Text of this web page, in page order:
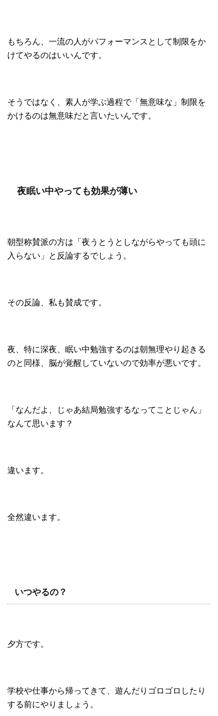
もちろん、一流の人がパフォーマンスとして制限をか
けてやるのはいいんです。
そうではなく、素人が学ぶ過程で「無意味な」制限を
かけるのは無意味だと言いたいんです。
夜眠い中やっても効果が薄い
朝型称賛派の方は「夜うとうとしながらやっても頭に
入らない」と反論するでしょう。
その反論、私も賛成です。
夜、特に深夜、眠い中勉強するのは朝無理やり起きる
のと同様、脳が覚醒していないので効率が悪いです。
「なんだよ、じゃあ結局勉強するなってことじゃん」
なんて思います？
違います。
全然違います。
いつやるの？
夕方です。
学校や仕事から帰ってきて、遊んだりゴロゴロしたり
する前にやりましょう。